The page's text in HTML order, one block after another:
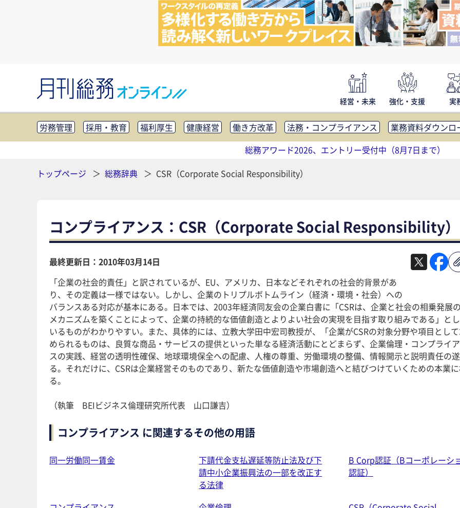
経営・未来 強化・支援 実
労務管理 採用・教育 福利厚生 健康経営 働き方改革 法務・コンプライアンス
業務資料ダウンロ
知財管理
リスクマネジメント・BCP 社外・社内広報 社外・社内コミュニケーション活性化
FM・オフ
助成金・補助金・コスト削減 アウトソーシング・BPO
調査・レ
総務アワード2026、エントリー受付中（8月7日まで）
トップページ
総務辞典 CSR（Corporate Social Responsibility）
コンプライアンス：CSR（Corporate Social Responsibility）
最終更新日：2010年03月14日
「企業の社会的責任」と訳されているが、EU、アメリカ、日本などそれぞれの社会的背景があ
り、その定義は一様ではない。しかし、企業のトリプルボトムライン（経済・環境・社会）への
バランスある対応が基本にある。日本では、2003年経済同友会の企業白書に「CSRは、企業と社会の相乗発展
メカニズムを築くことによって、企業の持続的な価値創造とよりよい社会の実現を目指す取り組みである」と
いるものがわかりやすい。また、具体的には、立教大学田中宏司教授が、「企業がCSRの対象分野や項目とし
められるものは、良質な商品・サービスの提供といった単なる経済活動にとどまらず、企業倫理・コンプライ
スの実践、経営の透明性確保、地球環境保全への配慮、人権の尊重、労働環境の整備、情報開示と説明責任の
る。それだけに、CSRは企業経営そのものであり、新たな価値創造や市場創造へと結びつけていくための本業
る。
（執筆 BEIビジネス倫理研究所代表 山口謙吉）
コンプライアンス に関連するその他の用語
同一労働同一賃金
下請代金支払遅延等防止法及び下
請中小企業振興法の一部を改正す
る法律
B Corp認証（Bコーポレーシ
認証）